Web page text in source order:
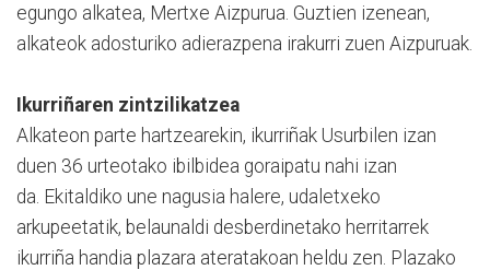
egungo alkatea, Mertxe Aizpurua. Guztien izenean,
alkateok adosturiko adierazpena irakurri zuen Aizpuruak.
Ikurriñaren zintzilikatzea
Alkateon parte hartzearekin, ikurriñak Usurbilen izan
duen 36 urteotako ibilbidea goraipatu nahi izan
da. Ekitaldiko une nagusia halere, udaletxeko
arkupeetatik, belaunaldi desberdinetako herritarrek
ikurriña handia plazara ateratakoan heldu zen. Plazako